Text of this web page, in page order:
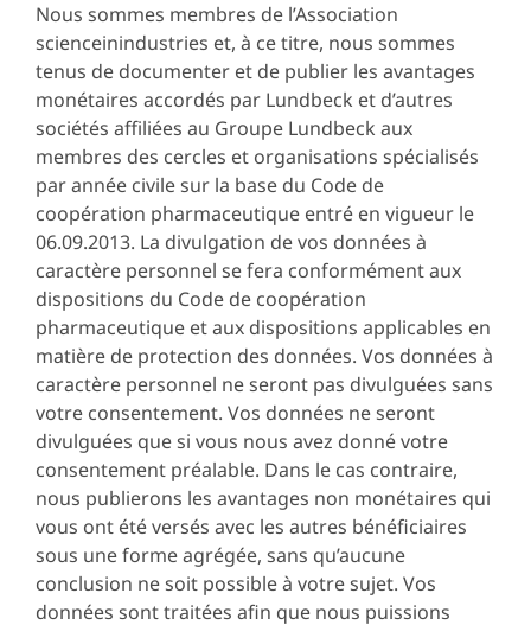
Nous sommes membres de l’Association
scienceinindustries et, à ce titre, nous sommes
tenus de documenter et de publier les avantages
monétaires accordés par Lundbeck et d’autres
sociétés affiliées au Groupe Lundbeck aux
membres des cercles et organisations spécialisés
par année civile sur la base du Code de
coopération pharmaceutique entré en vigueur le
06.09.2013. La divulgation de vos données à
caractère personnel se fera conformément aux
dispositions du Code de coopération
pharmaceutique et aux dispositions applicables en
matière de protection des données. Vos données à
caractère personnel ne seront pas divulguées sans
votre consentement. Vos données ne seront
divulguées que si vous nous avez donné votre
consentement préalable. Dans le cas contraire,
nous publierons les avantages non monétaires qui
vous ont été versés avec les autres bénéficiaires
sous une forme agrégée, sans qu’aucune
conclusion ne soit possible à votre sujet. Vos
données sont traitées afin que nous puissions